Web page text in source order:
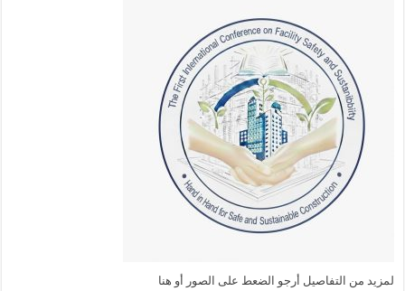
لمزيد من التفاصيل أرجو الضعط على الصور أو هنا